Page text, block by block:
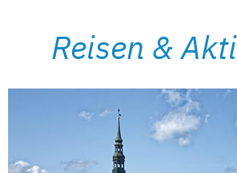
Reisen &